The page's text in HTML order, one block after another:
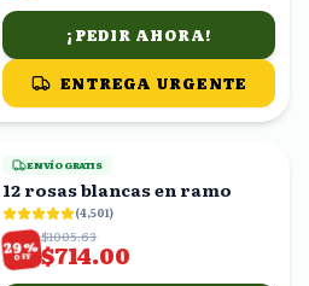
¡PEDIR AHORA!
ENTREGA URGENTE
ENVÍO GRATIS
12 rosas blancas en ramo
(4,501)
29%
OFF
$1005.63
$714.00